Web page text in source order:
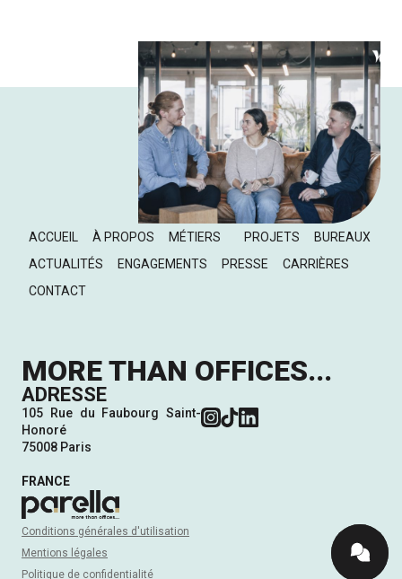
MORE THAN OFFICES...
ADRESSE
105 Rue du Faubourg Saint-
Honoré
75008 Paris
FRANCE
Conditions générales d'utilisation
Mentions légales
Politique de confidentialité
ACCUEIL À PROPOS MÉTIERS PROJETS
BUREAUX
ACTUALITÉS
ENGAGEMENTS PRESSE
CARRIÈRES
CONTACT